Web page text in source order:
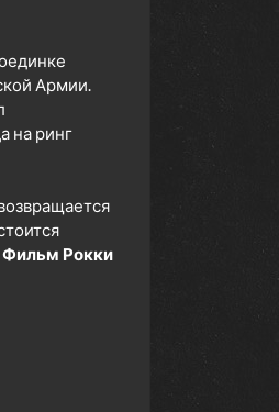
Армии.
на ринг
Фильм Рокки